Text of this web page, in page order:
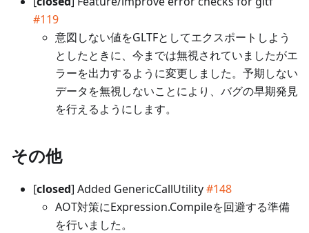
#119
意図しない値をGLTFとしてエクスポートしよう
としたときに、今までは無視されていましたがエ
ラーを出力するように変更しました。予期しない
データを無視しないことにより、バグの早期発見
を行えるようにします。
その他
[closed] Added GenericCallUtility#148
AOT対策にExpression.Compileを回避する準備
を行いました。